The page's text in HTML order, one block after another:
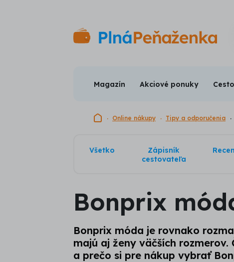
Magazín Akciové ponuky
Domovská stránka
Online nákupy Tipy a odporučenia
Všetko
Zápisník
cestovateľa
Bonprix
Bonprix móda je rovnako
majú aj ženy väčších
a prečo si pre nákup vybrať